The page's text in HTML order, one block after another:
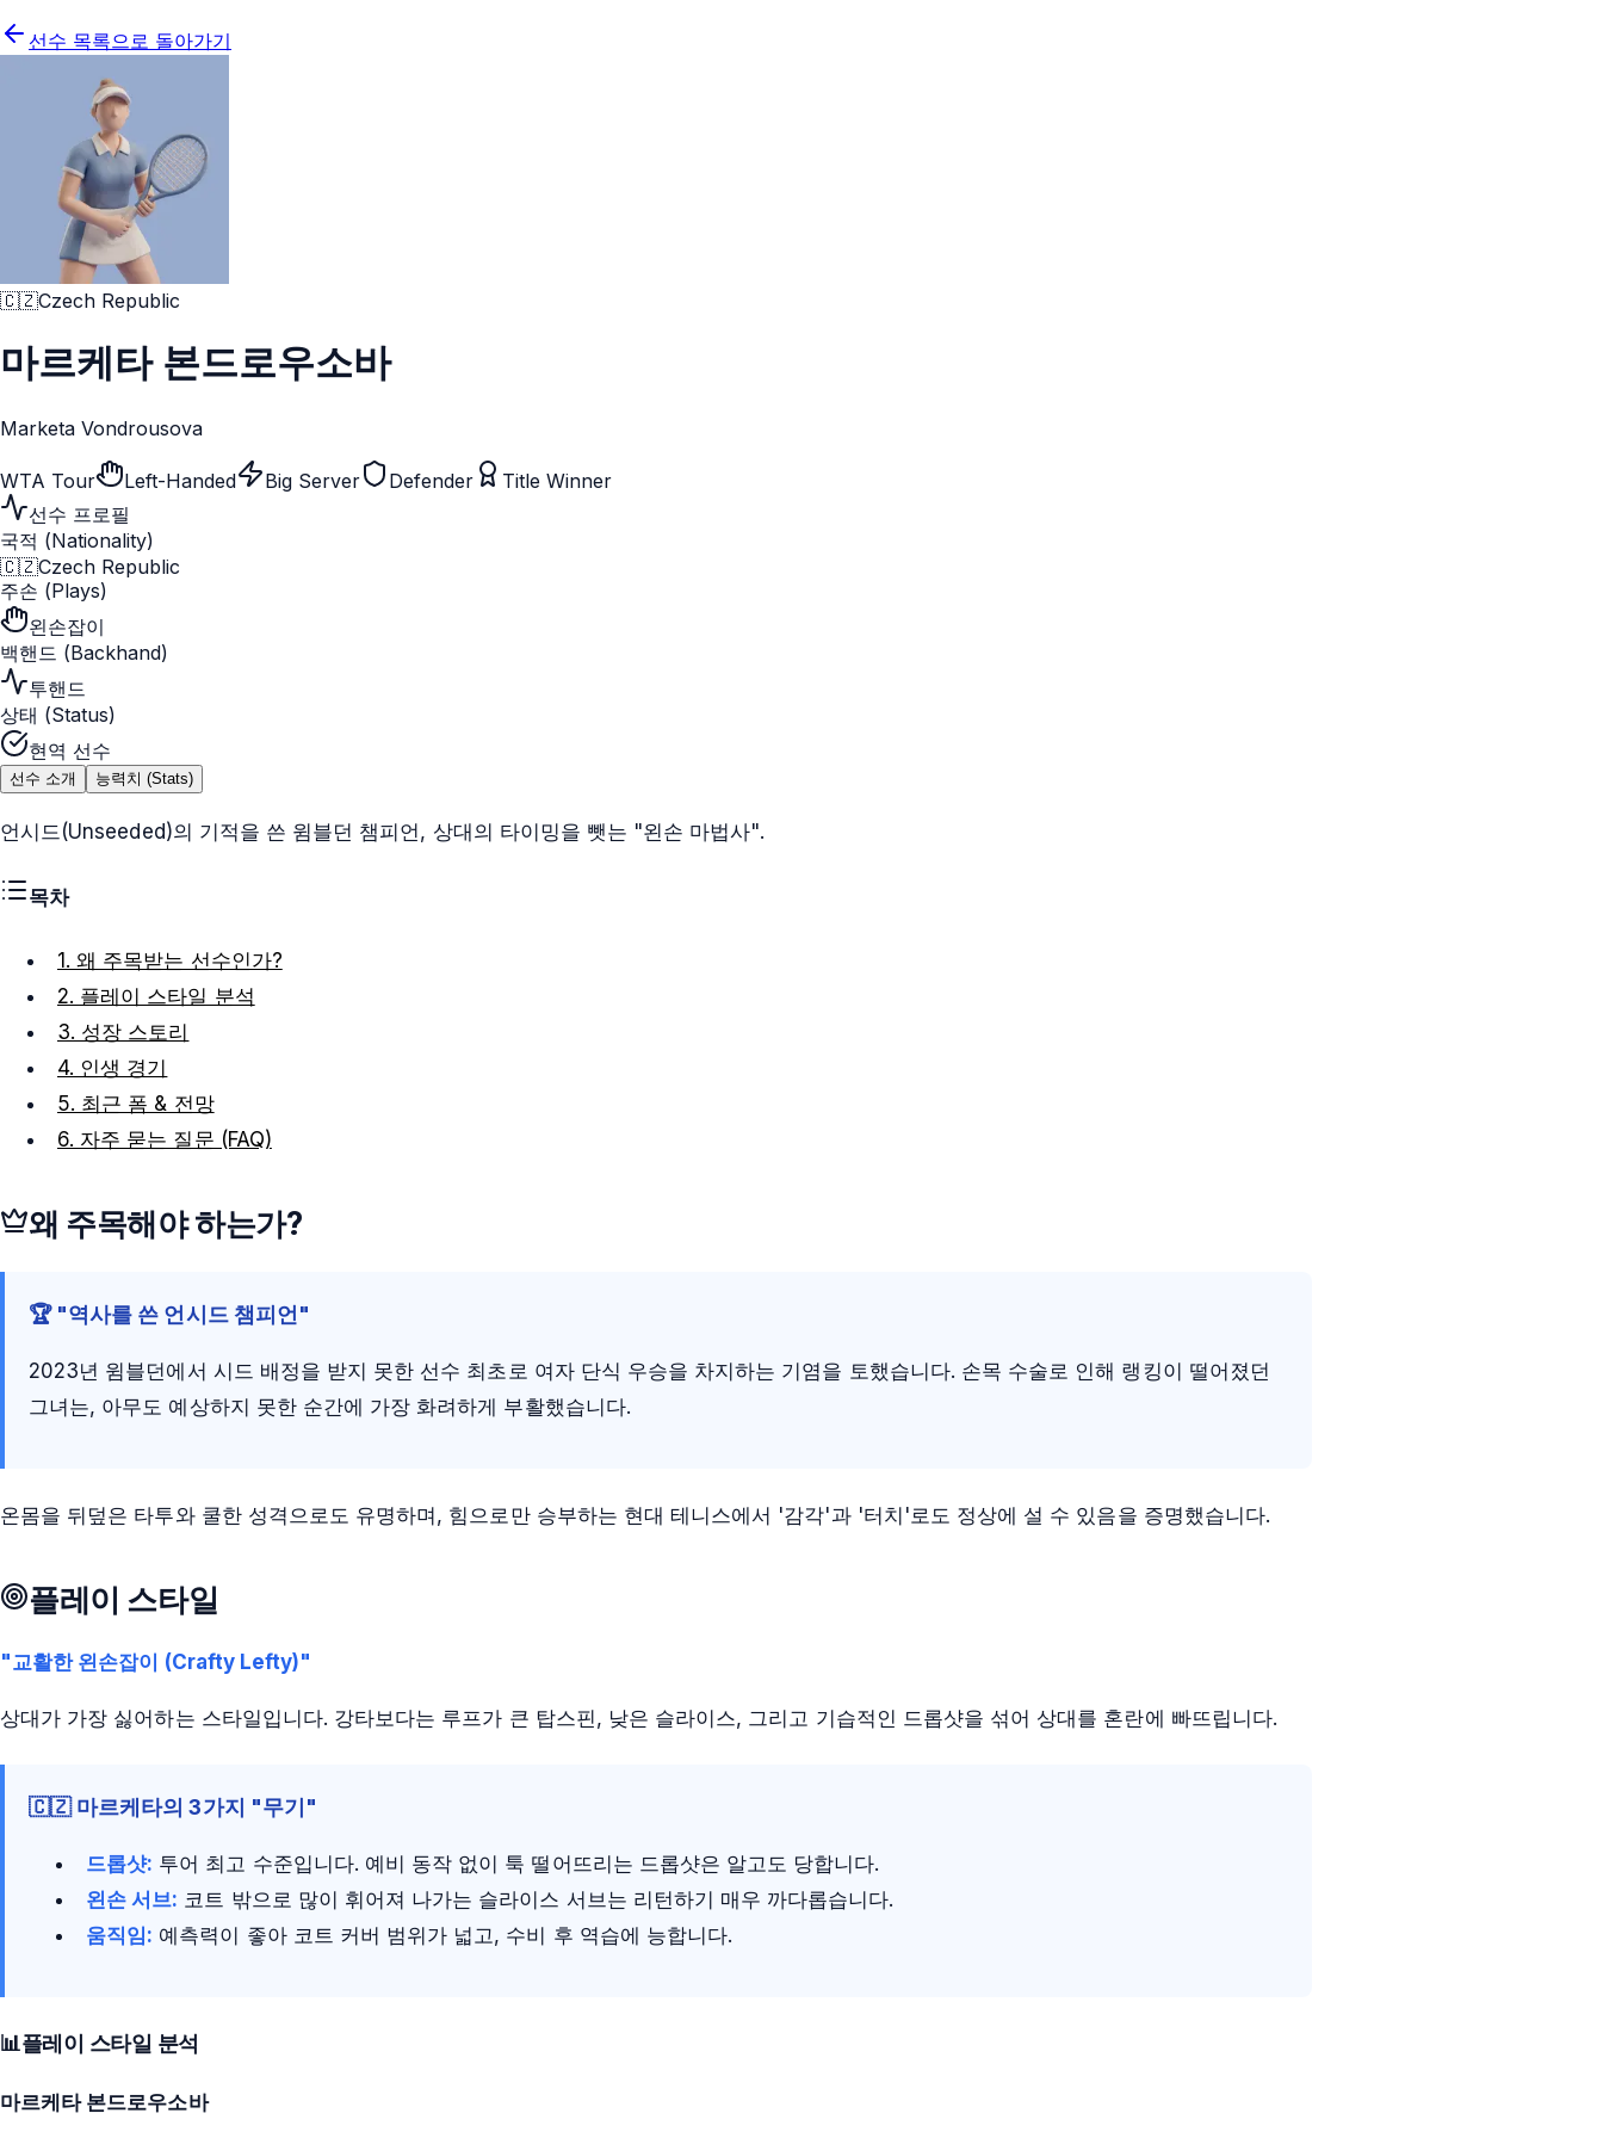
선수 목록으로 돌아가기
🇨🇿Czech Republic
마르케타 본드로우소바
Marketa Vondrousova
WTA Tour Left-Handed Big Server Defender
Title Winner
선수 프로필
국적 (Nationality)
🇨🇿Czech Republic
주손 (Plays)
왼손잡이
백핸드 (Backhand)
투핸드
상태 (Status)
현역 선수
선수 소개 능력치 (Stats)
언시드(Unseeded)의 기적을 쓴 윔블던 챔피언, 상대의 타이밍을 뺏는 "왼손 마법사".
목차
1. 왜 주목받는 선수인가?
2. 플레이 스타일 분석
3. 성장 스토리
4. 인생 경기
5. 최근 폼 & 전망
6. 자주 묻는 질문 (FAQ)
왜 주목해야 하는가?
🏆 "역사를 쓴 언시드 챔피언"
2023년 윔블던에서 시드 배정을 받지 못한 선수 최초로 여자 단식 우승을 차지하는 기염을 토했습니다. 손목 수술로 인해 랭킹이 떨어졌던
그녀는, 아무도 예상하지 못한 순간에 가장 화려하게 부활했습니다.
온몸을 뒤덮은 타투와 쿨한 성격으로도 유명하며, 힘으로만 승부하는 현대 테니스에서 '감각'과 '터치'로도 정상에 설 수 있음을 증명했습니다.
플레이 스타일
"교활한 왼손잡이 (Crafty Lefty)"
상대가 가장 싫어하는 스타일입니다. 강타보다는 루프가 큰 탑스핀, 낮은 슬라이스, 그리고 기습적인 드롭샷을 섞어 상대를 혼란에 빠뜨립니다.
🇨🇿 마르케타의 3가지 "무기"
드롭샷: 투어 최고 수준입니다. 예비 동작 없이 툭 떨어뜨리는 드롭샷은 알고도 당합니다.
왼손 서브: 코트 밖으로 많이 휘어져 나가는 슬라이스 서브는 리턴하기 매우 까다롭습니다.
움직임: 예측력이 좋아 코트 커버 범위가 넓고, 수비 후 역습에 능합니다.
📊플레이 스타일 분석
마르케타 본드로우소바